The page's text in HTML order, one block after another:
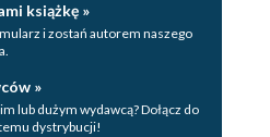
książkę »
i zostań autorem naszego
»
lub dużym wydawcą? Dołącz do
dystrybucji!